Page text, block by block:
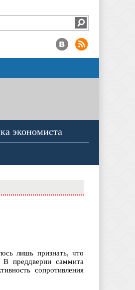
экономиста
лишь признать, что
преддверии саммита
сопротивления